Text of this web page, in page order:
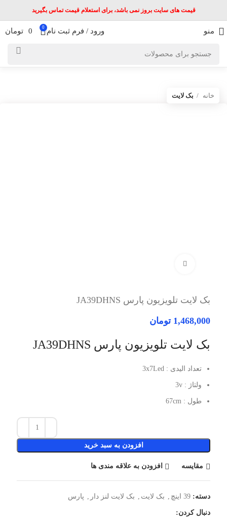
قیمت های سایت بروز نمی باشد، برای استعلام قیمت تماس بگیرید
منو ورود / فرم ثبت نام 0
0 تومان
خانه بک لایت
بک لایت تلویزیون پارس JA39DHNS
1,468,000 تومان
بک لایت تلویزیون پارس JA39DHNS
تعداد الیدی : 3x7Led
ولتاژ : 3v
طول : 67cm
افزودن به سبد خرید
مقایسه افزودن به علاقه مندی ها
دسته: 39 اینچ بک لایت بک لایت لنز دار پارس
دنبال کردن: